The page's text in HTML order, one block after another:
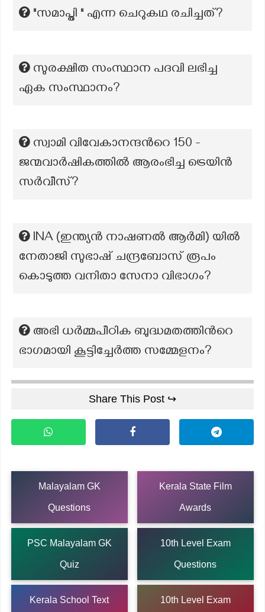
"സമാപ്തി " എന്ന ചെറുകഥ രചിച്ചത്?
സുരക്ഷിത സംസ്ഥാന പദവി ലഭിച്ച
ഏക സംസ്ഥാനം?
സ്വാമി വിവേകാനന്ദന്‍റെ 150 -
ജന്മവാർഷികത്തിൽ ആരംഭിച്ച ട്രെയിൻ
സർവീസ്?
lNA (ഇന്ത്യൻ നാഷണൽ ആർമി) യിൽ
നേതാജി സുഭാഷ് ചന്ദ്രബോസ് രൂപം
കൊടുത്ത വനിതാ സേനാ വിഭാഗം?
അഭി ധർമ്മപീഠിക ബുദ്ധമതത്തിന്‍റെ
ഭാഗമായി കൂട്ടിച്ചേർത്ത സമ്മേളനം?
Share This Post ↪
Malayalam GK
Questions
Kerala State Film
Awards
PSC Malayalam GK
Quiz
10th Level Exam
Questions
Kerala School Text 10th Level Exam